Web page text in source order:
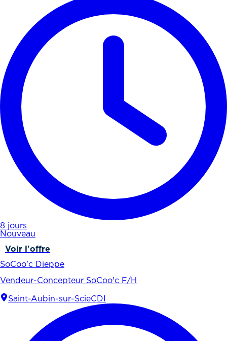
8 jours
Nouveau
Voir l'offre
SoCoo'c Dieppe
Vendeur-Concepteur SoCoo'c F/H
Saint-Aubin-sur-ScieCDI